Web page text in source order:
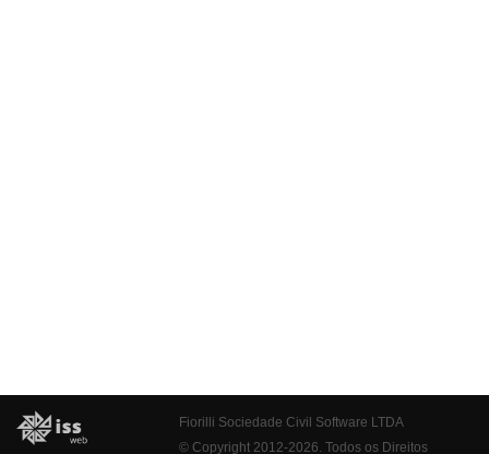
Fiorilli Sociedade Civil Software LTDA
© Copyright 2012-2026. Todos os Direitos